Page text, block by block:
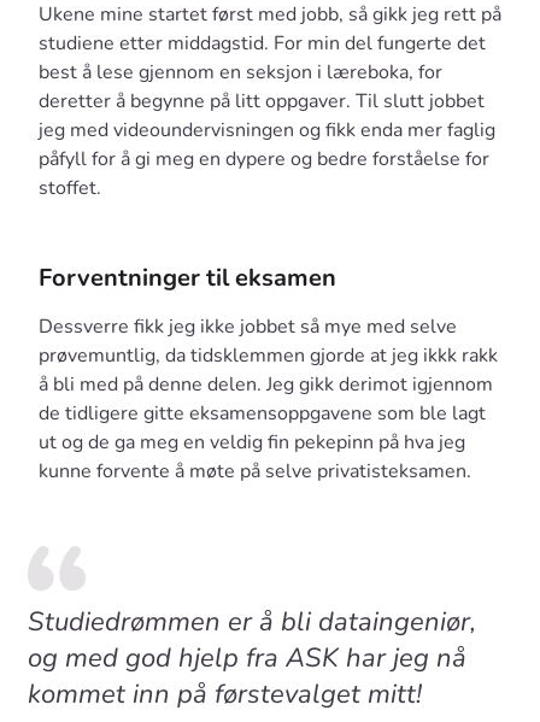
Ukene mine startet først med jobb, så gikk jeg rett på
studiene etter middagstid. For min del fungerte det
best å lese gjennom en seksjon i læreboka, for
deretter å begynne på litt oppgaver. Til slutt jobbet
jeg med videoundervisningen og fikk enda mer faglig
påfyll for å gi meg en dypere og bedre forståelse for
stoffet.
Forventninger til eksamen
Dessverre fikk jeg ikke jobbet så mye med selve
prøvemuntlig, da tidsklemmen gjorde at jeg ikkk rakk
å bli med på denne delen. Jeg gikk derimot igjennom
de tidligere gitte eksamensoppgavene som ble lagt
ut og de ga meg en veldig fin pekepinn på hva jeg
kunne forvente å møte på selve privatisteksamen.
Studiedrømmen er å bli dataingeniør,
og med god hjelp fra ASK har jeg nå
kommet inn på førstevalget mitt!